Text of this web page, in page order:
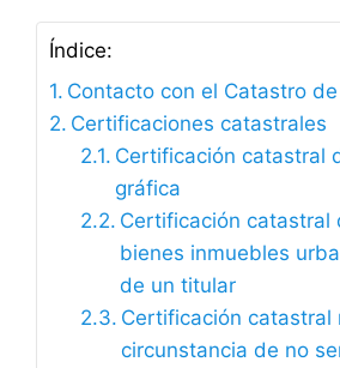
Índice:
Contacto con el Catastro
Certificaciones catastrales
Certificación catastral
gráfica
Certificación catastral
bienes inmuebles
de un titular
Certificación catastral
circunstancia de no